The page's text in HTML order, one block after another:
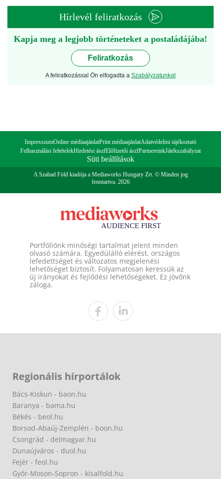
Hírlevél feliratkozás
Kapja meg a legjobb történeteket a postaládájába!
Feliratkozás
A feliratkozással Ön elfogadta a Szabályzatunkat
ImpresszumOnline médiaajánlatPrint médiaajánlatAdatvédelmi tájékoztató
Felhasználási feltételekHirdetési ászfElőfizetői ászfPartnereinkJátékszabályzat
Süti beállítások
A Szabad Föld kiadója a Mediaworks Hungary Zrt. © Minden jog
fenntartva. 2026
Portfóliónk minőségi tartalmat jelent minden
olvasó számára. Egyedülálló elérést, országos
lefedettséget és változatos megjelenési
lehetőséget biztosít. Folyamatosan keressük az
új irányokat és fejlődési lehetőségeket. Ez jövőnk
záloga.
Regionális hírportálok
Bács-Kiskun - baon.hu
Baranya - bama.hu
Békés - beol.hu
Borsod-Abaúj-Zemplén - boon.hu
Csongrád - delmagyar.hu
Dunaújváros - duol.hu
Fejér - feol.hu
Győr-Moson-Sopron - kisalfold.hu